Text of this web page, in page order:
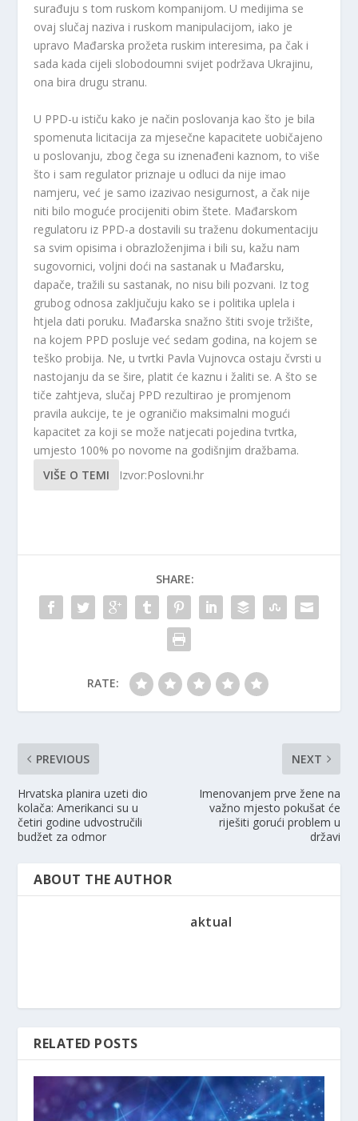
surađuju s tom ruskom kompanijom. U medijima se
ovaj slučaj naziva i ruskom manipulacijom, iako je
upravo Mađarska prožeta ruskim interesima, pa čak i
sada kada cijeli slobodoumni svijet podržava Ukrajinu,
ona bira drugu stranu.
U PPD-u ističu kako je način poslovanja kao što je bila
spomenuta licitacija za mjesečne kapacitete uobičajeno
u poslovanju, zbog čega su iznenađeni kaznom, to više
što i sam regulator priznaje u odluci da nije imao
namjeru, već je samo izazivao nesigurnost, a čak nije
niti bilo moguće procijeniti obim štete. Mađarskom
regulatoru iz PPD-a dostavili su traženu dokumentaciju
sa svim opisima i obrazloženjima i bili su, kažu nam
sugovornici, voljni doći na sastanak u Mađarsku,
dapače, tražili su sastanak, no nisu bili pozvani. Iz tog
grubog odnosa zaključuju kako se i politika uplela i
htjela dati poruku. Mađarska snažno štiti svoje tržište,
na kojem PPD posluje već sedam godina, na kojem se
teško probija. Ne, u tvrtki Pavla Vujnovca ostaju čvrsti u
nastojanju da se šire, platit će kaznu i žaliti se. A što se
tiče zahtjeva, slučaj PPD rezultirao je promjenom
pravila aukcije, te je ograničio maksimalni mogući
kapacitet za koji se može natjecati pojedina tvrtka,
umjesto 100% po novome na godišnjim dražbama.
VIŠE O TEMI
Izvor:Poslovni.hr
SHARE:
RATE:
PREVIOUS
Hrvatska planira uzeti dio
kolača: Amerikanci su u
četiri godine udvostručili
budžet za odmor
NEXT
Imenovanjem prve žene na
važno mjesto pokušat će
riješiti gorući problem u
državi
ABOUT THE AUTHOR
aktual
RELATED POSTS